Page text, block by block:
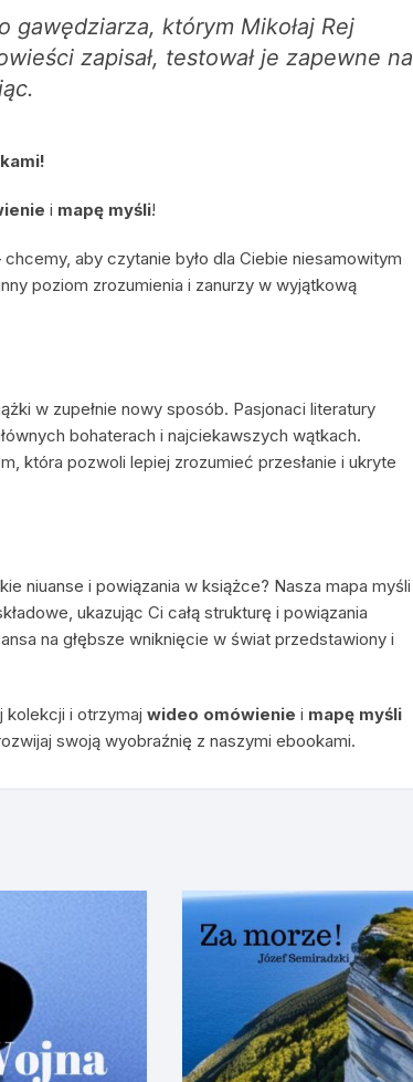
gawędziarza, którym Mikołaj Rej
zapisał, testował je zapewne na
i mapę myśli!
aby czytanie było dla Ciebie niesamowitym
poziom zrozumienia i zanurzy w wyjątkową
w zupełnie nowy sposób. Pasjonaci literatury
bohaterach i najciekawszych wątkach.
która pozwoli lepiej zrozumieć przesłanie i ukryte
niuanse i powiązania w książce? Nasza mapa myśli
ukazując Ci całą strukturę i powiązania
na głębsze wniknięcie w świat przedstawiony i
kolekcji i otrzymaj wideo omówienie i mapę myśli
swoją wyobraźnię z naszymi ebookami.